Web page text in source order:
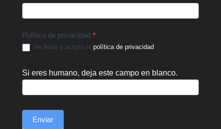
Política de privacidad *
He leído y acepto la política de privacidad.
Si eres humano, deja este campo en blanco.
Enviar